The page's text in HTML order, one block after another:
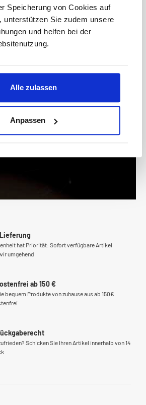
Speicherung von Cookies auf
unterstützen Sie zudem unsere
und helfen bei der
Alle zulassen
Anpassen
abgebildeten Zeichen ein*
akzeptieren Sie unsere
hat Priorität: Sofort verfügbare Artikel
umgehend
ab 150 €
bequem Produkte von zuhause aus ab 150€
Schicken Sie Ihren Artikel innerhalb von 14